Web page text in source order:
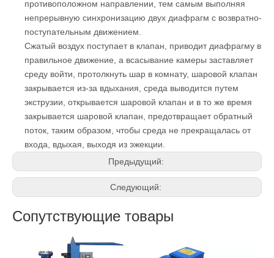
противоположном направлении, тем самым выполняя
непрерывную синхронизацию двух диафрагм с возвратно-
поступательным движением.
Сжатый воздух поступает в клапан, приводит диафрагму в
правильное движение, а всасывание камеры заставляет
среду войти, протолкнуть шар в комнату, шаровой клапан
закрывается из-за вдыхания, среда выводится путем
экструзии, открывается шаровой клапан и в то же время
закрывается шаровой клапан, предотвращает обратный
поток, таким образом, чтобы среда не прекращалась от
входа, вдыхая, выходя из эжекции.
Предыдущий:
Следующий:
Сопутствующие товары